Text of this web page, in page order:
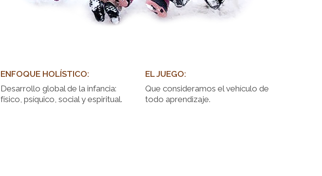
ENFOQUE HOLÍSTICO:
Desarrollo global de la infancia:
físico, psíquico, social y espiritual.
EL JUEGO:
Que consideramos el vehículo de
todo aprendizaje.